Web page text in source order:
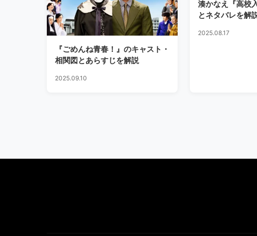
『ごめんね青春！』のキャスト・
相関図とあらすじを解説
2025.09.10
湊かなえ『高校
とネタバレを解
2025.08.17